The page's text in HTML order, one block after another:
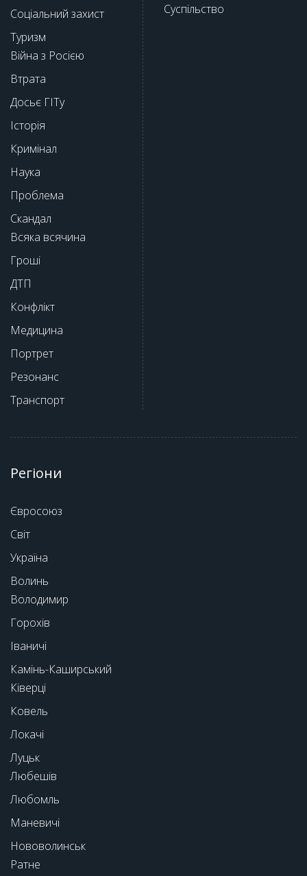
Соціальний захист
Туризм
Війна з Росією
Втрата
Досьє ГІТу
Історія
Кримінал
Наука
Проблема
Скандал
Всяка всячина
Гроші
ДТП
Конфлікт
Медицина
Портрет
Резонанс
Транспорт
Суспільство
Регіони
Євросоюз
Світ
Україна
Волинь
Володимир
Горохів
Іваничі
Камінь-Каширський
Ківерці
Ковель
Локачі
Луцьк
Любешів
Любомль
Маневичі
Нововолинськ
Ратне